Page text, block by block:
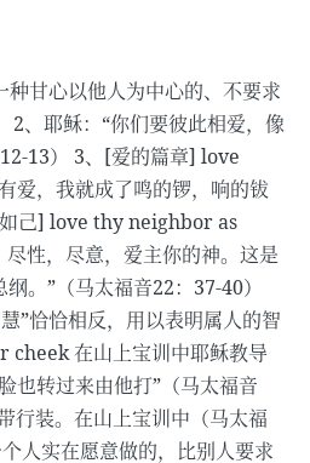
甘心以他人为中心的、不要求
2、耶稣：“你们要彼此相爱，像
13） 3、[爱的篇章] love
爱，我就成了鸣的锣，响的钹
如己] love thy neighbor as
性，尽意，爱主你的神。这是
。”（马太福音22：37-40）
”恰恰相反，用以表明属人的智
cheek 在山上宝训中耶稣教导
也转过来由他打”（马太福音
行装。在山上宝训中（马太福
人实在愿意做的，比别人要求